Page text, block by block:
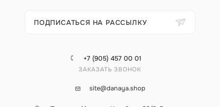
ПОДПИСАТЬСЯ НА РАССЫЛКУ
+7 (905) 457 00 01
ЗАКАЗАТЬ ЗВОНОК
site@danaya.shop